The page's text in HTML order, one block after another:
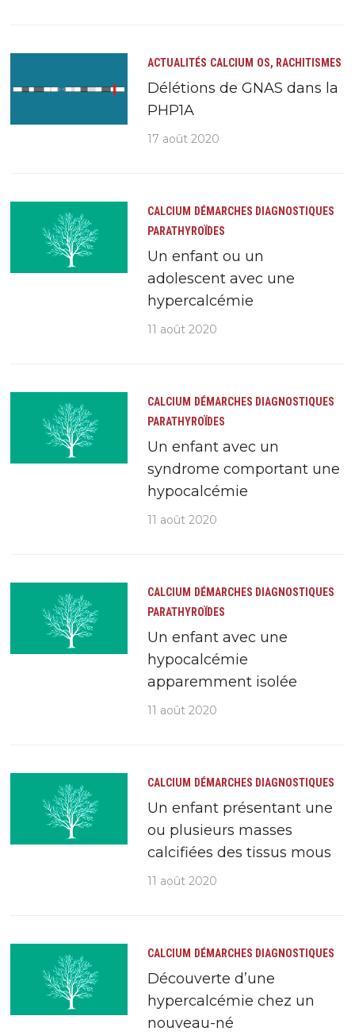
ACTUALITÉS CALCIUM OS, RACHITISMES
Délétions de GNAS dans la
PHP1A
17 août 2020
CALCIUM
DÉMARCHES DIAGNOSTIQUES
PARATHYROÏDES
Un enfant ou un
adolescent avec une
hypercalcémie
11 août 2020
CALCIUM
DÉMARCHES DIAGNOSTIQUES
PARATHYROÏDES
Un enfant avec un
syndrome comportant une
hypocalcémie
11 août 2020
CALCIUM
DÉMARCHES DIAGNOSTIQUES
PARATHYROÏDES
Un enfant avec une
hypocalcémie
apparemment isolée
11 août 2020
CALCIUM DÉMARCHES DIAGNOSTIQUES
Un enfant présentant une
ou plusieurs masses
calcifiées des tissus mous
11 août 2020
CALCIUM DÉMARCHES DIAGNOSTIQUES
Découverte d’une
hypercalcémie chez un
nouveau-né